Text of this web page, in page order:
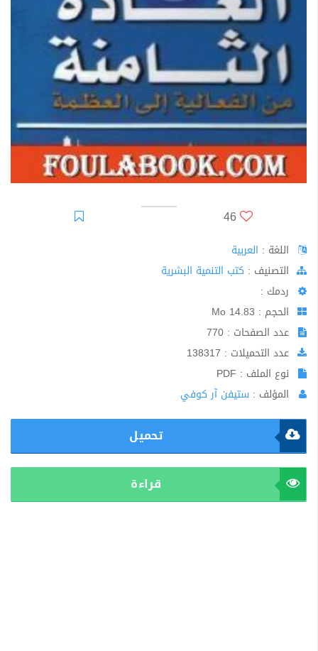
46
اللغة : العربية
اﻟﺘﺼﻨﻴﻒ : كتب التنمية البشرية
ردمك :
الحجم : 14.83 Mo
عدد الصفحات : 770
عدد التحميلات : 138317
نوع الملف : PDF
المؤلف : ستيفن آر كوفي
تحميل
قراءة